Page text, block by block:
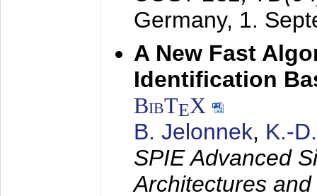
Germany, 1.
A New Fast
Identification
BibTEX
B. Jelonnek, K.-
SPIE Advanced
Architectures